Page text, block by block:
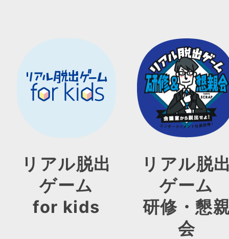
リアル脱出
ゲーム
for kids
リアル脱
ゲーム
研修・懇
会